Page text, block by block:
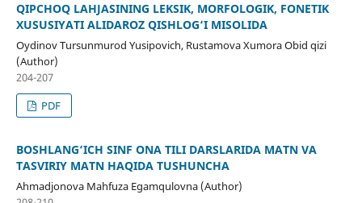
QIPCHOQ LAHJASINING LEKSIK, MORFOLOGIK, FONETIK
XUSUSIYATI ALIDAROZ QISHLOG‘I MISOLIDA
Oydinov Tursunmurod Yusipovich, Rustamova Xumora Obid qizi
(Author)
204-207
PDF
BOSHLANG‘ICH SINF ONA TILI DARSLARIDA MATN VA
TASVIRIY MATN HAQIDA TUSHUNCHA
Ahmadjonova Mahfuza Egamqulovna (Author)